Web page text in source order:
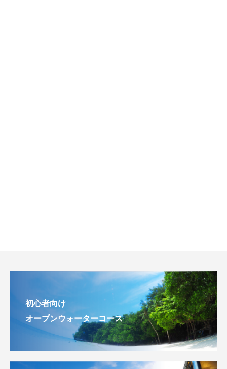
初心者向け
オープンウォーターコース